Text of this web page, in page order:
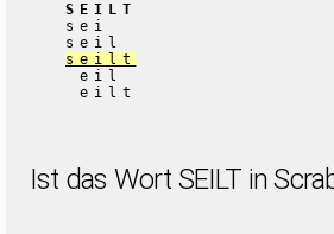
SEILT
sei
seil
seilt
eil
eilt
Ist das Wort SEILT in